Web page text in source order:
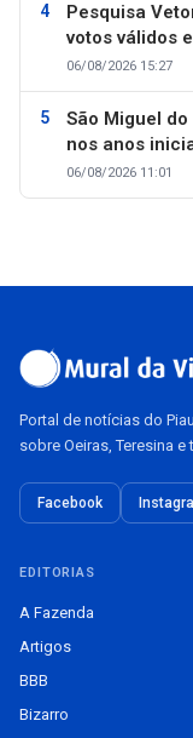
Pesquisa
votos válidos
06/08/2026 15:27
São Miguel
nos anos
06/08/2026 11:01
Portal de notícias do
sobre Oeiras, Teresina
Facebook
EDITORIAS
A Fazenda
Artigos
BBB
Bizarro